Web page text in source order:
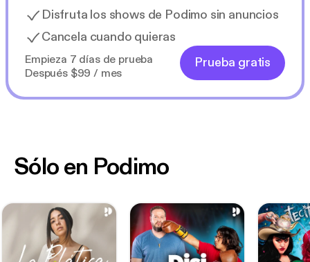
Disfruta los shows de Podimo sin anuncios
Cancela cuando quieras
Empieza 7 días de prueba
Después $99 / mes
Prueba gratis
Sólo en Podimo